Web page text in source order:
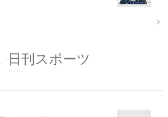
日刊スポーツ